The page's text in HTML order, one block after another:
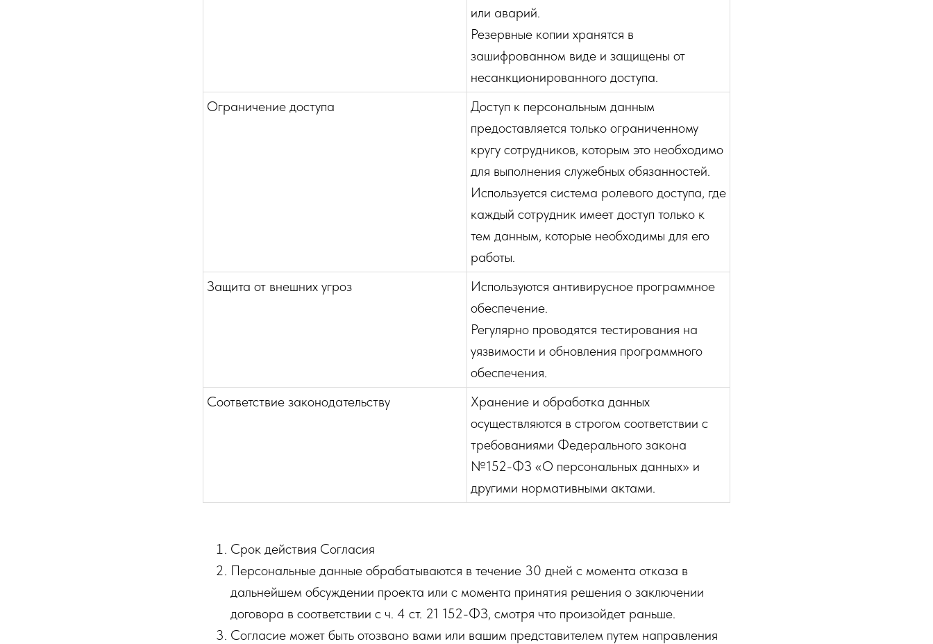
или аварий.
Резервные копии хранятся в
зашифрованном виде и защищены от
несанкционированного доступа.
Ограничение доступа
Доступ к персональным данным
предоставляется только ограниченному
кругу сотрудников, которым это необходимо
для выполнения служебных обязанностей.
Используется система ролевого доступа, где
каждый сотрудник имеет доступ только к
тем данным, которые необходимы для его
работы.
Защита от внешних угроз
Используются антивирусное программное
обеспечение.
Регулярно проводятся тестирования на
уязвимости и обновления программного
обеспечения.
Соответствие законодательству
Хранение и обработка данных
осуществляются в строгом соответствии с
требованиями Федерального закона
№152-ФЗ «О персональных данных» и
другими нормативными актами.
Срок действия Согласия
Персональные данные обрабатываются в течение 30 дней с момента отказа в
дальнейшем обсуждении проекта или с момента принятия решения о заключении
договора в соответствии с ч. 4 ст. 21 152-ФЗ, смотря что произойдет раньше.
Согласие может быть отозвано вами или вашим представителем путем направления